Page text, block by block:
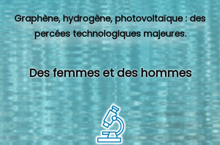
Graphène, hydrogène, photovoltaïque : des
percées technologiques majeures.
Des femmes et des hommes